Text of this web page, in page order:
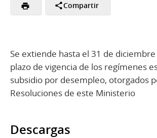
Compartir
Se extiende hasta el 31 de
plazo de vigencia de los regímenes
subsidio por desempleo, otorgados
Resoluciones de este Ministerio
Descargas